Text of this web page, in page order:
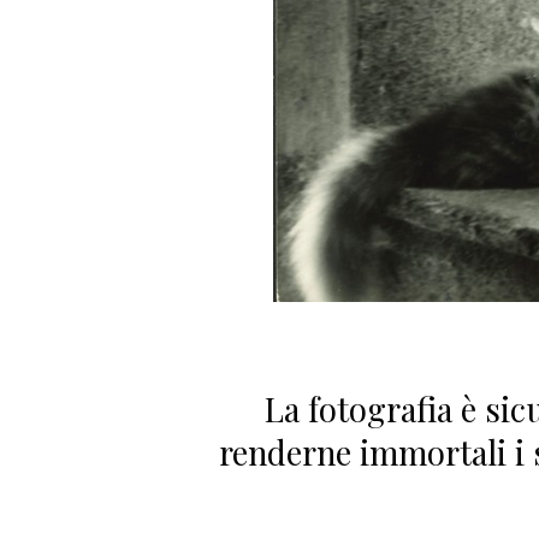
La fotografia è
renderne immortali i